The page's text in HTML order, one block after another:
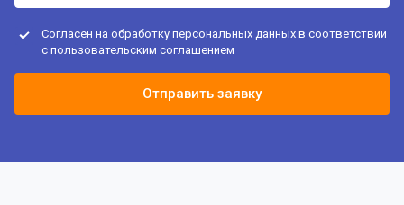
Согласен на обработку персональных данных в соответствии
с пользовательским соглашением
Отправить заявку